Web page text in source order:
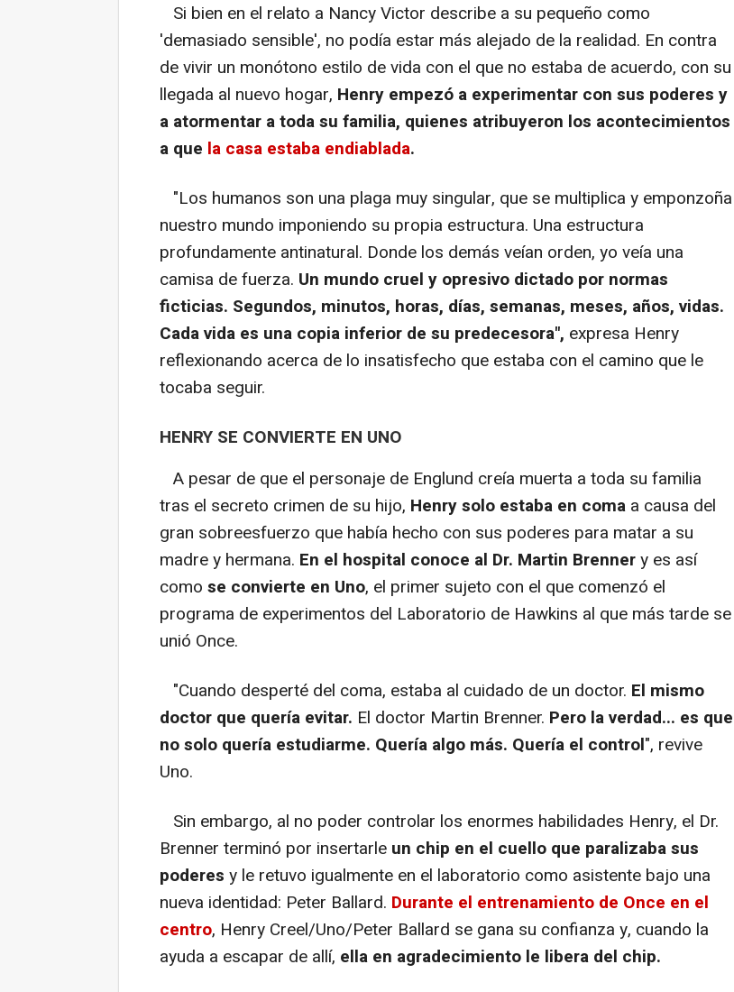
Si bien en el relato a Nancy Victor describe a su pequeño como
'demasiado sensible', no podía estar más alejado de la realidad. En contra
de vivir un monótono estilo de vida con el que no estaba de acuerdo, con su
llegada al nuevo hogar, Henry empezó a experimentar con sus poderes y
a atormentar a toda su familia, quienes atribuyeron los acontecimientos
a que la casa estaba endiablada.
"Los humanos son una plaga muy singular, que se multiplica y emponzoña
nuestro mundo imponiendo su propia estructura. Una estructura
profundamente antinatural. Donde los demás veían orden, yo veía una
camisa de fuerza. Un mundo cruel y opresivo dictado por normas
ficticias. Segundos, minutos, horas, días, semanas, meses, años, vidas.
Cada vida es una copia inferior de su predecesora", expresa Henry
reflexionando acerca de lo insatisfecho que estaba con el camino que le
tocaba seguir.
HENRY SE CONVIERTE EN UNO
A pesar de que el personaje de Englund creía muerta a toda su familia
tras el secreto crimen de su hijo, Henry solo estaba en coma a causa del
gran sobreesfuerzo que había hecho con sus poderes para matar a su
madre y hermana. En el hospital conoce al Dr. Martin Brennery es así
como se convierte en Uno, el primer sujeto con el que comenzó el
programa de experimentos del Laboratorio de Hawkins al que más tarde se
unió Once.
"Cuando desperté del coma, estaba al cuidado de un doctor. El mismo
doctor que quería evitar. El doctor Martin Brenner. Pero la verdad... es que
no solo quería estudiarme. Quería algo más. Quería el control", revive
Uno.
Sin embargo, al no poder controlar los enormes habilidades Henry, el Dr.
Brenner terminó por insertarle un chip en el cuello que paralizaba sus
poderes y le retuvo igualmente en el laboratorio como asistente bajo una
nueva identidad: Peter Ballard. Durante el entrenamiento de Once en el
centro, Henry Creel/Uno/Peter Ballard se gana su confianza y, cuando la
ayuda a escapar de allí, ella en agradecimiento le libera del chip.